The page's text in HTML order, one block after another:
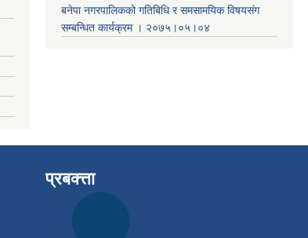
बनेपा नगरपालिकको गतिबिधि र समसामयिक विषयसंग
सम्बन्धित कार्यक्रम । २०७५।०५।०४
प्रबक्त्ता